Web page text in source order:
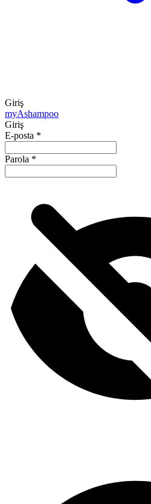
Giriş
myAshampoo
Giriş
E-posta *
Parola *